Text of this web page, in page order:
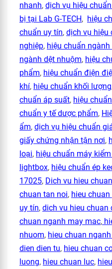
nhanh, dịch vụ hiệu
bị tại Lab G-TECH, hiệu
chuẩn uy tín, dịch vụ hiệu
nghiệp, hiệu chuẩn
ngành dệt nhuộm, hiệu
phẩm, hiệu chuẩn điện
khí, hiệu chuẩn khối lượng
chuẩn áp suất, hiệu
chuẩn y tế dược phẩm,
ẩm, dịch vụ hiệu chuẩn
giấy chứng nhận tận nơi,
loại, hiệu chuẩn máy
lightbox, hiệu chuẩn ép
17025, Dich vu hieu
chuan tan noi, hieu chuan
uy tín, dich vu hieu chuan
chuan nganh may mac,
nhuom, hieu chuan
dien dien tu, hieu chuan
luong, hieu chuan luc,